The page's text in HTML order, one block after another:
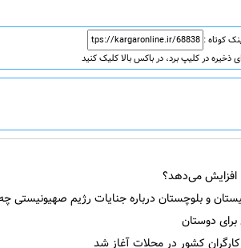
کوتاه :
ذخیره در کلیپ برد، در باکس بالا کلیک کنید
افزایش می‌دهد؟
و بلوچستان درباره جنایات رژیم صهیونیستی
دوستان
کشور در محلات آغاز شد